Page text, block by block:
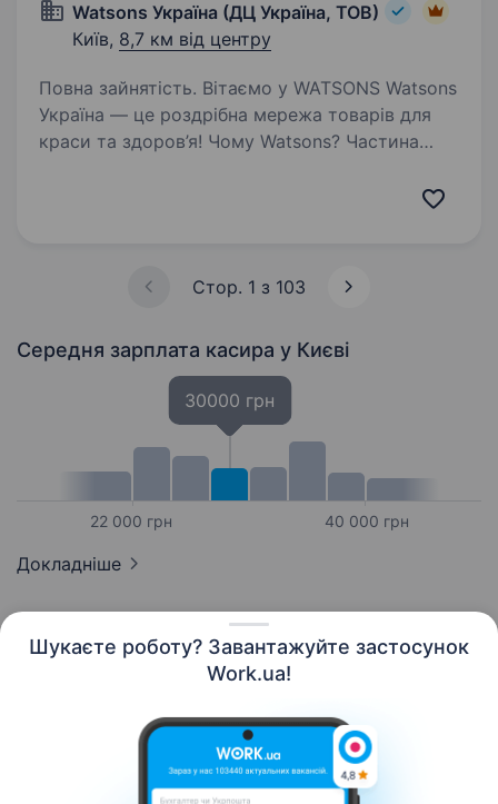
Шукаєте роботу? Завантажуйте застосунок
Work.ua!
Watsons Україна (ДЦ Україна, ТОВ)
Київ, 8,7 км від центру
Повна зайнятість. Вітаємо у WATSONS Watsons
Україна — це роздрібна мережа товарів для
краси та здоров’я! Чому Watsons? Частина
у світі мережі роздрібної торгівлі продукцією
Стор. 1 з 103
Середня зарплата касира у Києві
22 000 грн
30000 грн
40 000 грн
Докладніше